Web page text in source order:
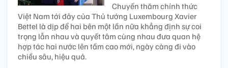
Chuyến thăm chính thức
Việt Nam tới đây của Thủ tướng Luxembourg Xavier
Bettel là dịp để hai bên một lần nữa khẳng định sự coi
trọng lẫn nhau và quyết tâm cùng nhau đưa quan hệ
hợp tác hai nước lên tầm cao mới, ngày càng đi vào
chiều sâu, hiệu quả.